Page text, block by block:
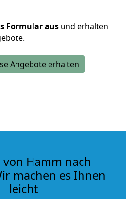
Formular aus und erhalten
Angebote erhalten
von Hamm nach
machen es Ihnen
leicht